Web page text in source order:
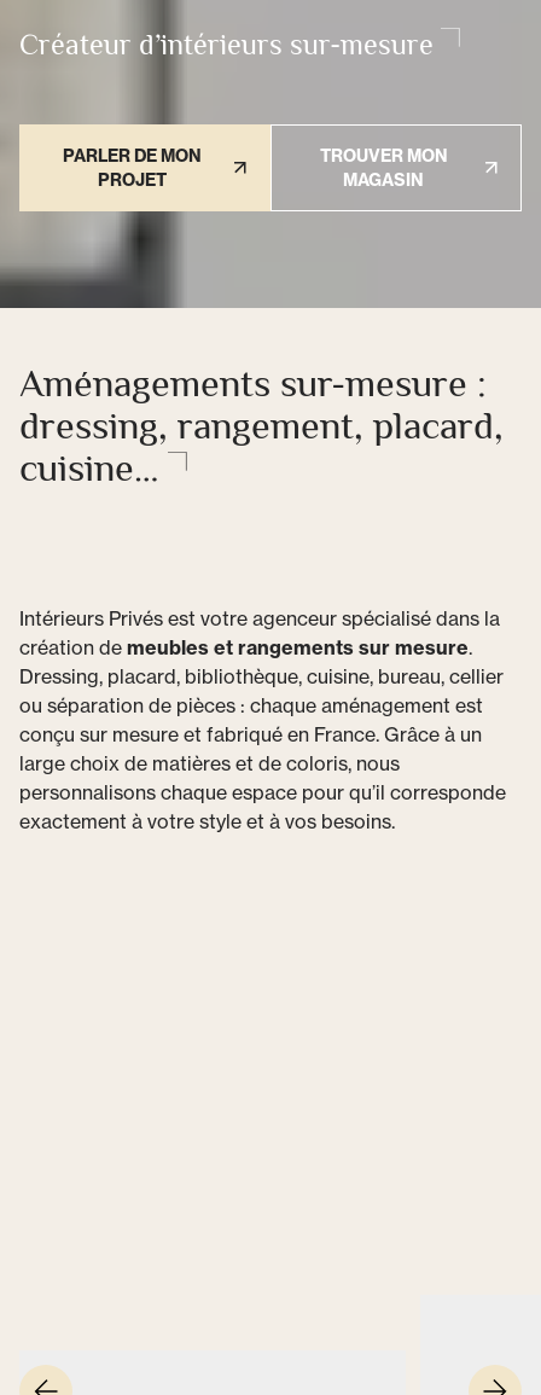
Créateur d’intérieurs sur-mesure
PARLER DE MON
PROJET
TROUVER MON
MAGASIN
Aménagements sur-mesure :
dressing, rangement, placard,
cuisine…
Intérieurs Privés est votre agenceur spécialisé dans la
création de meubles et rangements sur mesure.
Dressing, placard, bibliothèque, cuisine, bureau, cellier
ou séparation de pièces : chaque aménagement est
conçu sur mesure et fabriqué en France. Grâce à un
large choix de matières et de coloris, nous
personnalisons chaque espace pour qu’il corresponde
exactement à votre style et à vos besoins.